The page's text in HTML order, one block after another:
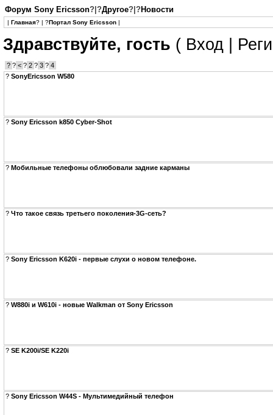
Форум Sony Ericsson?|?Другое?|? Новости
| Главная? | ?Портал Sony Ericsson |
Здравствуйте, гость ( Вход |
? ? < ? 2 ? 3 ? 4
? SonyEricsson W580
? Sony Ericsson k850 Cyber-Shot
? Мобильные телефоны облюбовали задние карманы
? Что такое связь третьего поколения-3G-сеть?
? Sony Ericsson K620i - первые слухи о новом телефоне.
? W880i и W610i - новые Walkman от Sony Ericsson
? SE K200i/SE K220i
? Sony Ericsson W44S - Мультимедийный телефон